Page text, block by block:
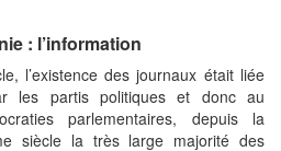
: l’information
l’existence des journaux était liée
les partis politiques et donc au
parlementaires, depuis la
siècle la très large majorité des